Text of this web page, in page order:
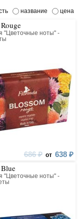
название цена
"Цветочные ноты" -
686 ₽ от 638 ₽
"Цветочные ноты" -